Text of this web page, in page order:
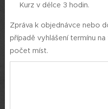
Kurz v délce 3 hodin.
Zpráva k objednávce nebo
případě vyhlášení termínu
počet míst.